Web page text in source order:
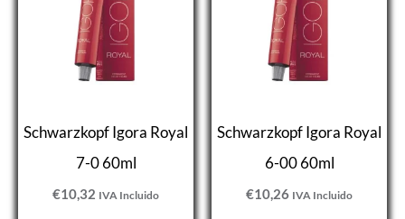
Schwarzkopf Igora Royal
7-0 60ml
€10,32 IVA Incluido
Schwarzkopf Igora Royal
6-00 60ml
€10,26 IVA Incluido